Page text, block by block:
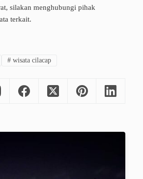
silakan menghubungi pihak
terkait.
#wisata cilacap